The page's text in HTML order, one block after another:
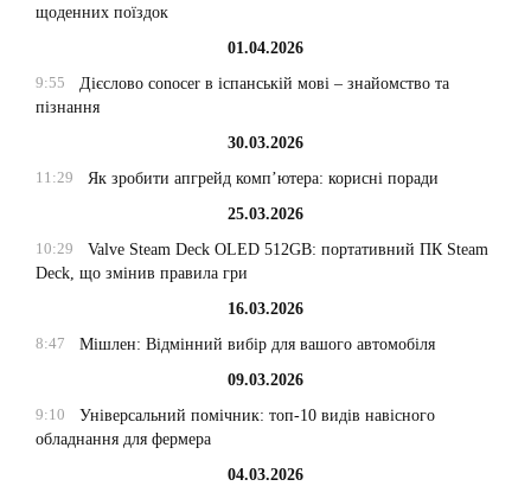
щоденних поїздок
01.04.2026
9:55
Дієслово conocer в іспанській мові – знайомство та
пізнання
30.03.2026
11:29
Як зробити апгрейд комп’ютера: корисні поради
25.03.2026
10:29
Valve Steam Deck OLED 512GB: портативний ПК Steam
Deck, що змінив правила гри
16.03.2026
8:47
Мішлен: Відмінний вибір для вашого автомобіля
09.03.2026
9:10
Універсальний помічник: топ-10 видів навісного
обладнання для фермера
04.03.2026